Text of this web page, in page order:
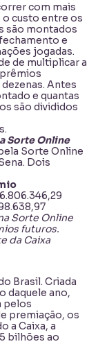
com mais
o custo entre os
são montados
e
jogadas.
de multiplicar a
Antes
e quantas
são divididos
Sorte Online
Sorte Online
Dois
Sorte Online
futuros.
da Caixa
Brasil. Criada
daquele ano,
pelos
premiação, os
a Caixa, a
bilhões ao